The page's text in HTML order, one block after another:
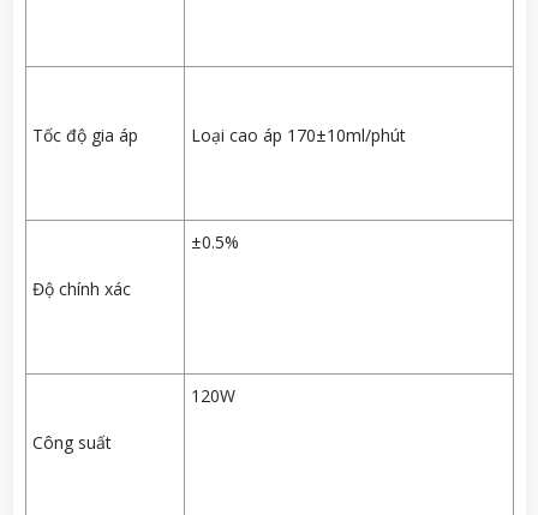
Tốc độ gia áp Loại cao áp 170±10ml/phút
Độ chính xác
±0.5%
Công suất
120W